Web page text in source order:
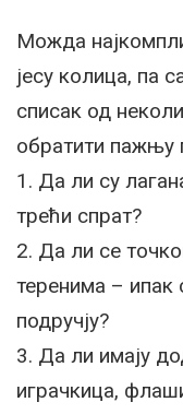
Можда
јесу колица, па
списак од
обратити пажњу
1. Да ли су
трећи спрат?
2. Да ли се
теренима –
подручју?
3. Да ли имају
играчкица,